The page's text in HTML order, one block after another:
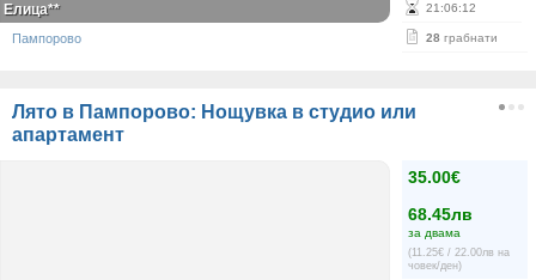
21 :06:12
28 грабнати
Елица**
Пампорово
Лято в Пампорово: Нощувка в студио или
апартамент
35.00€
68.45лв
за двама
(11.25€ / 22.00лв на
човек/ден)